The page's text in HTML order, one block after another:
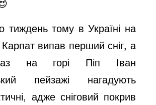
тиждень тому в Україні на
Карпат випав перший сніг, а
на горі Піп Іван
пейзажі нагадують
адже сніговий покрив